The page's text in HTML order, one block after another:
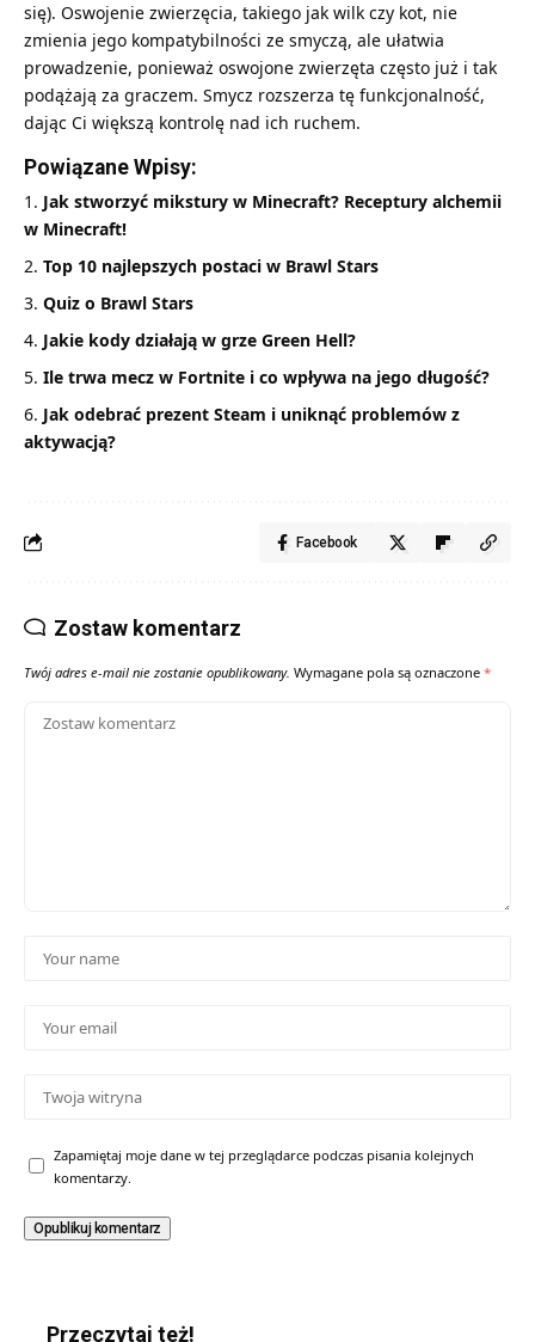
się). Oswojenie zwierzęcia, takiego jak wilk czy kot, nie
zmienia jego kompatybilności ze smyczą, ale ułatwia
prowadzenie, ponieważ oswojone zwierzęta często już i tak
podążają za graczem. Smycz rozszerza tę funkcjonalność,
dając Ci większą kontrolę nad ich ruchem.
Powiązane Wpisy:
Jak stworzyć mikstury w Minecraft? Receptury alchemii
w Minecraft!
Top 10 najlepszych postaci w Brawl Stars
Quiz o Brawl Stars
Jakie kody działają w grze Green Hell?
Ile trwa mecz w Fortnite i co wpływa na jego długość?
Jak odebrać prezent Steam i uniknąć problemów z
aktywacją?
Facebook
Zostaw komentarz
Twój adres e-mail nie zostanie opublikowany. Wymagane pola są oznaczone *
Zapamiętaj moje dane w tej przeglądarce podczas pisania kolejnych
komentarzy.
Przeczytaj też!